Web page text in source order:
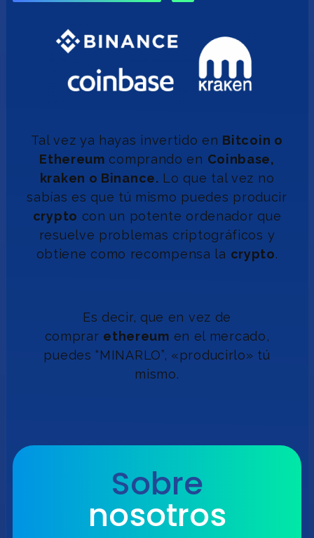
Tal vez ya hayas invertido en Bitcoin o
Ethereum comprando en Coinbase,
kraken o Binance. Lo que tal vez no
sabías es que tú mismo puedes producir
crypto con un potente ordenador que
resuelve problemas criptográficos y
obtiene como recompensa la crypto.
Es decir, que en vez de
comprar ethereum en el mercado,
puedes “MINARLO”, «producirlo» tú
mismo.
Sobre
nosotros